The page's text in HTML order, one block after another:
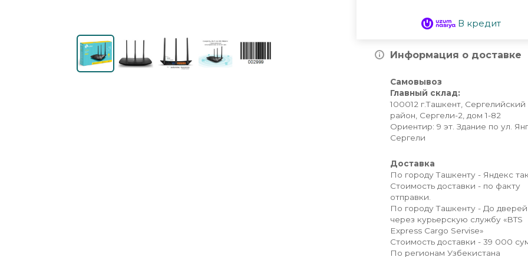
В кредит
Информация о доставке
Самовывоз
Главный склад:
100012 г.Ташкент, Сергелийский
район, Сергели-2, дом 1-82
Ориентир: 9 эт. Здание по ул.
Сергели
Доставка
По городу Ташкенту - Яндекс
Стоимость доставки - по факту
отправки.
По городу Ташкенту - До дверей
через курьерскую службу «BTS
Express Cargo Servise»
Стоимость доставки - 39 000
По регионам Узбекистана